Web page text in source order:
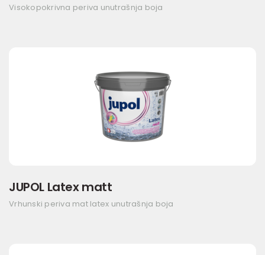
Visokopokrivna periva unutrašnja boja
JUPOL Latex matt
Vrhunski periva mat latex unutrašnja boja